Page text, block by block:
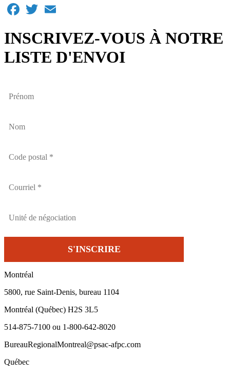
Facebook
Twitter
INSCRIVEZ-VOUS À NOTRE
LISTE D'ENVOI
Montréal
5800, rue Saint-Denis, bureau 1104
Montréal (Québec) H2S 3L5
514-875-7100 ou 1-800-642-8020
BureauRegionalMontreal@psac-afpc.com
Québec